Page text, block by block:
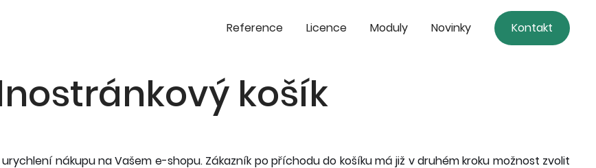
košík
nákupu na Vašem e-shopu. Zákazník po příchodu do košíku má již v druhém kroku možnost zvolit
Reference Licence Moduly Novinky Kontakt